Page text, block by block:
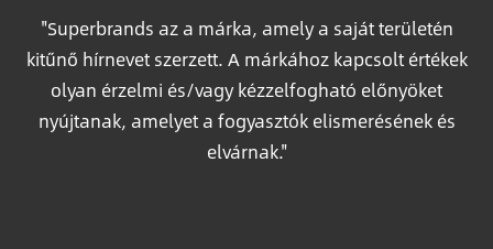
"Superbrands az a márka, amely a saját területén
kitűnő hírnevet szerzett. A márkához kapcsolt értékek
olyan érzelmi és/vagy kézzelfogható előnyöket
nyújtanak, amelyet a fogyasztók elismerésének és
elvárnak."